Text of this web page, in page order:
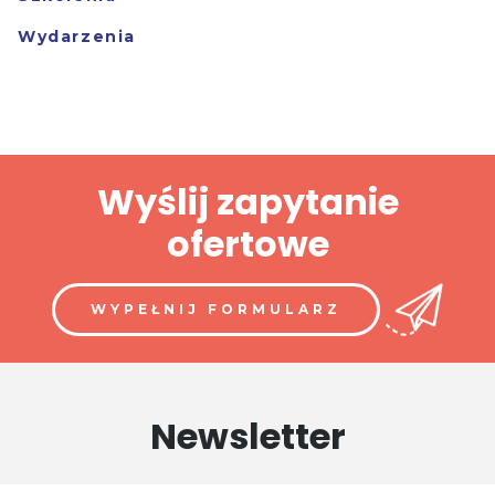
Wydarzenia
Wyślij zapytanie
ofertowe
WYPEŁNIJ FORMULARZ
Newsletter